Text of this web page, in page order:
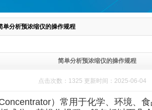
单分析预浓缩仪的操作规程
简单分析预浓缩仪的操作规程
点击次数：1325 更新时间：2025-06-04
）常用于化学、环境、